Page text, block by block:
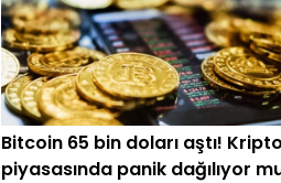
Bitcoin 65 bin doları aştı! Kripto
piyasasında panik dağılıyor